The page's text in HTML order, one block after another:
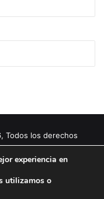
Todos los derechos
por Caissa Agency
Instagram
experiencia en
utilizamos o